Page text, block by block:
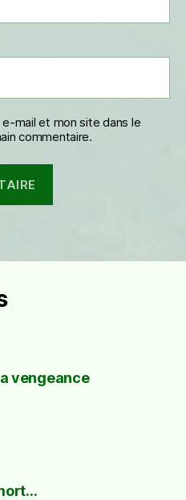
mail et mon site dans le
commentaire.
vengeance